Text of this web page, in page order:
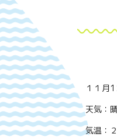
１１月1
天気：
気温：